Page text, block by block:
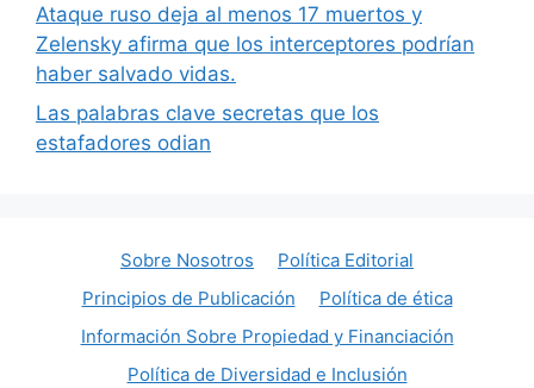
Ataque ruso deja al menos 17 muertos y
Zelensky afirma que los interceptores podrían
haber salvado vidas.
Las palabras clave secretas que los
estafadores odian
Sobre Nosotros
Política Editorial
Principios de Publicación
Política de ética
Información Sobre Propiedad y Financiación
Política de Diversidad e Inclusión